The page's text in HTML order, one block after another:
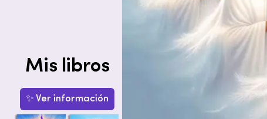
Mis libros
✨ Ver información